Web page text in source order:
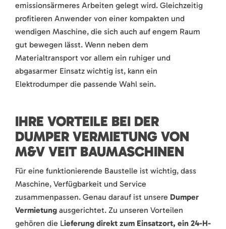
emissionsärmeres Arbeiten gelegt wird. Gleichzeitig
profitieren Anwender von einer kompakten und
wendigen Maschine, die sich auch auf engem Raum
gut bewegen lässt. Wenn neben dem
Materialtransport vor allem ein ruhiger und
abgasarmer Einsatz wichtig ist, kann ein
Elektrodumper die passende Wahl sein.
IHRE VORTEILE BEI DER
DUMPER VERMIETUNG VON
M&V VEIT BAUMASCHINEN
Für eine funktionierende Baustelle ist wichtig, dass
Maschine, Verfügbarkeit und Service
zusammenpassen. Genau darauf ist unsere Dumper
Vermietung ausgerichtet. Zu unseren Vorteilen
gehören die Lieferung direkt zum Einsatzort, ein 24-H-